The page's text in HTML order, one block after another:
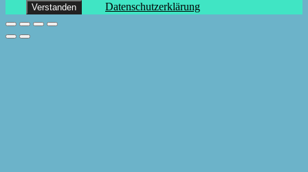
Verstanden Datenschutzerklärung